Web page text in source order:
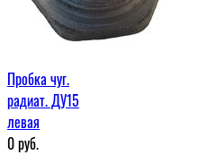
Пробка чуг.
радиат. ДУ15
левая
0руб.